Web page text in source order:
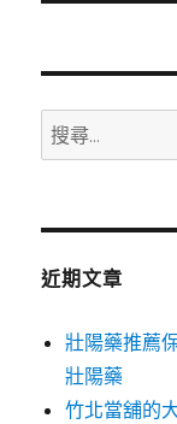
文
搜
尋
鍵
近期文章
壯陽藥推薦
壯陽藥
竹北當舖的